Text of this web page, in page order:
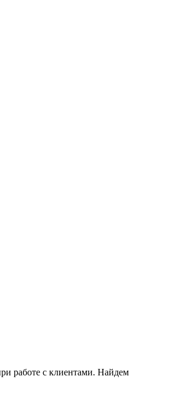
работе с клиентами. Найдем